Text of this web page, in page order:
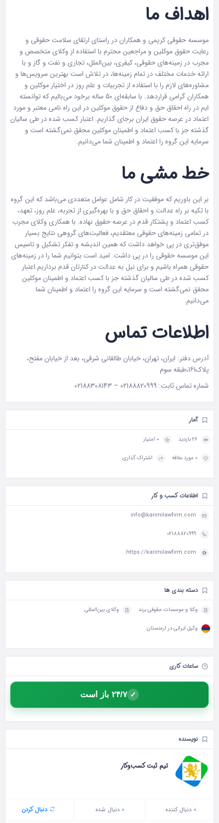
اهداف ما
موسسه حقوقی کریمی و همکاران در راستای ارتقای سلامت حقوقی و
رعایت حقوق موکلین و مراجعین محترم با استفاده از وکلای متخصص و
مجرب در زمینه‌های حقوقی، کیفری، بین‌الملل، تجاری و نفت و گاز و با
ارائه خدمات مختلف در تمام زمینه‌ها، در تلاش است بهترین سرویس‌ها و
مشاوره‌های لازم را با استفاده از تجربیات و علم روز در اختیار موکلین و
همکاران گرامی قراردهد. با سابقه‌ای 50 ساله برخود می‌بالیم که توانسته
ایم در راه احقاق حق و دفاع از حقوق موکلین در این راه نامی معتبر و مورد
اعتماد در عرصه حقوق ایران برجای گذاریم. اعتبار کسب شده در طی سالیان
گذشته جز با کسب اعتماد و اطمینان موکلین محقق نمی‌گشته است و
سرمایه این گروه را اعتماد و اطمینان شما می‌دانیم.
خط مشی ما
بر این باوریم که موفقیت در کار شامل عوامل متعددی می‌باشد که این گروه
با تکیه بر راه عدالت و احقاق حق و با بهره‌گیری از تجربه، علم روز، تعهد،
کسب اعتماد و پشتکار قدم در عرصه حقوق نهاده. با همکاری وکلای مجرب
در تمامی زمینه‌های حقوقی معتقدیم، فعالیت‌های گروهی نتایج بسیار
موفق‌تری در پی خواهد داشت که همین اندیشه و تفکر تشکیل و تاسیس
این موسسه حقوقی را در پی داشت. امید است بتوانیم شما را در زمینه‌های
حقوقی همراه باشیم و برای نیل به عدالت در کنارتان قدم برداریم.اعتبار
کسب شده در طی سالیان گذشته جز با کسب اعتماد و اطمینان موکلین
محقق نمی‌گشته است و سرمایه این گروه را اعتماد و اطمینان شما
می‌دانیم.
اطلاعات تماس
آدرس دفتر: ایران، تهران، خیابان طالقانی شرقی، بعد از خیابان مفتح،
پلاک161،طبقه سوم
شماره تماس ثابت: 02188820999
–
02188308143
آمار
26 بازدید 0 امتیاز
0 مورد علاقه اشتراک گذاری
اطلاعات کسب و کار
info@karimilawfirm.com
02188820999
https://karimilawfirm.com
دسته بندی ها
وکلا و موسسات حقوقی برند وکلای بین‌المللی
وکیل ایرانی در ارمنستان
ساعات کاری
✓ ۲۴/۷ باز است
نویسنده
تیم ثبت کسب‌وکار
0 دنبال‌ کننده 0 دنبال شده دنبال کردن